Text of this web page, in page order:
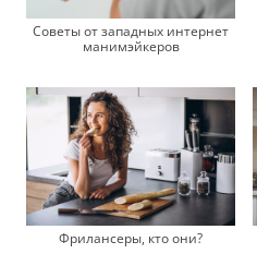
Советы от западных интернет
манимэйкеров
Фрилансеры, кто они?